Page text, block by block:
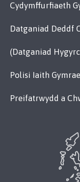
Cydymffurfiaeth
Datganiad Deddf
(Datganiad
Polisi Iaith
Preifatrwydd a